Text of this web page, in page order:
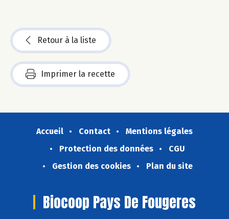
Retour à la liste
Imprimer la recette
Accueil Contact
Mentions légales
Protection des données
CGU
Gestion des cookies
Plan du site
Biocoop Pays De Fougeres